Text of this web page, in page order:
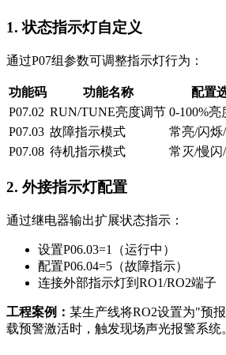
1. 状态指示灯自定义
通过P07组参数可调整指示灯行为：
功能码 功能名称
配置
P07.02 RUN/TUNE亮度调节 0-100%亮
P07.03 故障指示模式
常亮/闪烁
P07.08 待机指示模式 常灭/慢闪
2. 外接指示灯配置
通过继电器输出扩展状态指示：
设置P06.03=1（运行中）
配置P06.04=5（故障指示）
连接外部指示灯到RO1/RO2端子
工程案例： 某生产线将RO2设置为"预
载预警激活时，触发现场声光报警系统